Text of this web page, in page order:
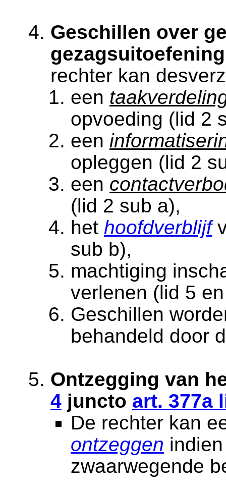
Geschillen over
rechter kan
een
opvoeding (lid 2
een
opleggen (lid 2
een
(lid 2 sub a),
het hoofdverblijf
sub b),
machtiging
verlenen (lid 5
Geschillen
behandeld door
Ontzegging van
4 juncto art. 377a
De rechter kan
ontzeggen
zwaarwegende